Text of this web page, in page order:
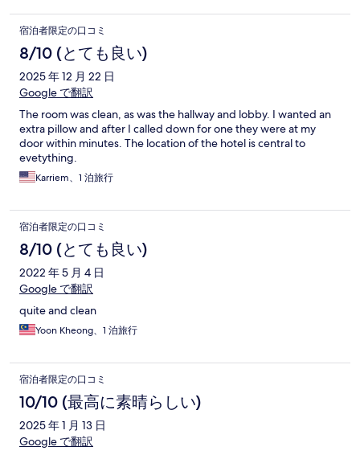
宿泊者限定の口コミ
8/10 (とても良い)
2025 年 12 月 22 日
Google で翻訳
The room was clean, as was the hallway and lobby. I wanted an
extra pillow and after I called down for one they were at my
door within minutes. The location of the hotel is central to
evetything.
Karriem、1 泊旅行
宿泊者限定の口コミ
8/10 (とても良い)
2022 年 5 月 4 日
Google で翻訳
quite and clean
Yoon Kheong、1 泊旅行
宿泊者限定の口コミ
10/10 (最高に素晴らしい)
2025 年 1 月 13 日
Google で翻訳